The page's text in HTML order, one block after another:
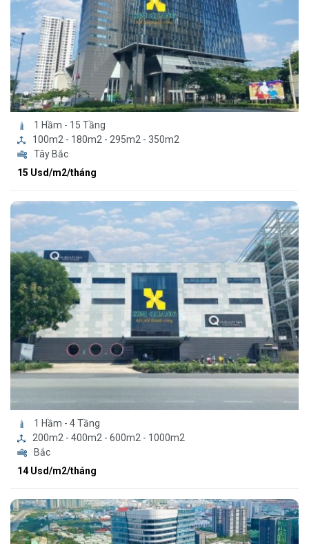
1 Hầm - 15 Tầng
100m2 - 180m2 - 295m2 - 350m2
Tây Bắc
15 Usd/m2/tháng
1 Hầm - 4 Tầng
200m2 - 400m2 - 600m2 - 1000m2
Bắc
14 Usd/m2/tháng